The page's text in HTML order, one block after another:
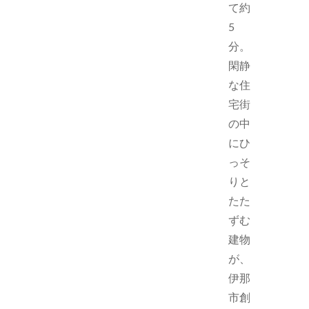
て約
5
分。
閑静
な住
宅街
の中
にひ
っそ
りと
たた
ずむ
建物
が、
伊那
市創